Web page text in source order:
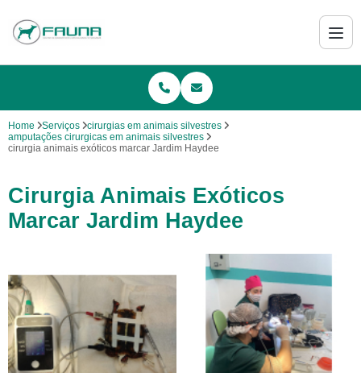
Home Serviços
cirurgias em animais silvestres
amputações cirurgicas em animais silvestres
cirurgia animais exóticos marcar Jardim Haydee
Cirurgia Animais Exóticos
Marcar Jardim Haydee